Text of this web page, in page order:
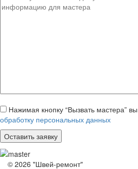
Нажимая кнопку “Вызвать мастера”
обработку персональных данных
© 2026 "Швей-ремонт"